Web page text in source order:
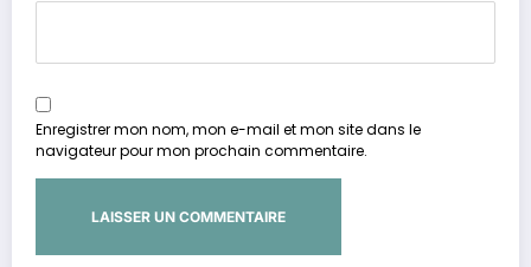
Enregistrer mon nom, mon e-mail et mon site dans le
navigateur pour mon prochain commentaire.